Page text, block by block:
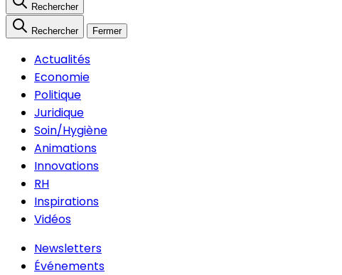
Rechercher
Rechercher Fermer
Actualités
Economie
Politique
Juridique
Soin/Hygiène
Animations
Innovations
RH
Inspirations
Vidéos
Newsletters
Événements